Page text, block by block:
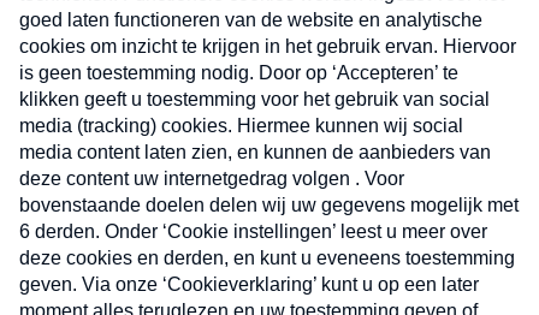
Volg ons op
X
Nieuwsbrief
Neem hier een gratis abonnement op de MAX